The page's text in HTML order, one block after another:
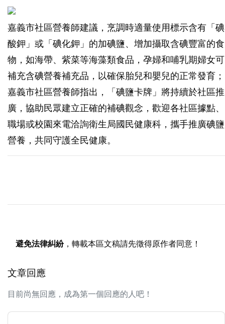
嘉義市社區營養師建議，烹調時適量使用標示含有「碘
酸鉀」或「碘化鉀」的加碘鹽、增加攝取含碘豐富的食
物，如海帶、紫菜等海藻類食品，孕婦和哺乳期婦女可
補充含碘營養補充品，以確保胎兒和嬰兒的正常發育；
嘉義市社區營養師指出，「碘鹽卡牌」將持續於社區推
廣，協助民眾建立正確的補碘觀念，歡迎各社區據點、
職場或校園來電洽詢衛生局國民健康科，攜手推廣碘鹽
營養，共同守護全民健康。
避免法律糾紛，轉載本區文稿請先徵得原作者同意！
文章回應
目前尚無回應，成為第一個回應的人吧！